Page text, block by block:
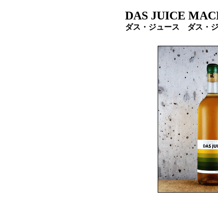
DAS JUICE
ダス・ジュース ダス